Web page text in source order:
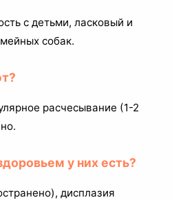
с детьми, ласковый и
собак.
расчесывание (1-2
у них есть?
дисплазия